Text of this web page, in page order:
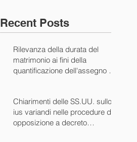
Recent Posts
Rilevanza della durata del
matrimonio ai fini della
quantificazione dell'assegno di
Chiarimenti delle SS.UU. sullo
ius variandi nelle procedure di
opposizione a decreto